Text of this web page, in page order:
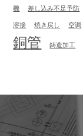
機 差し込み不足予防
溶接 焼き戻し 空調
銅管 鋳造加工